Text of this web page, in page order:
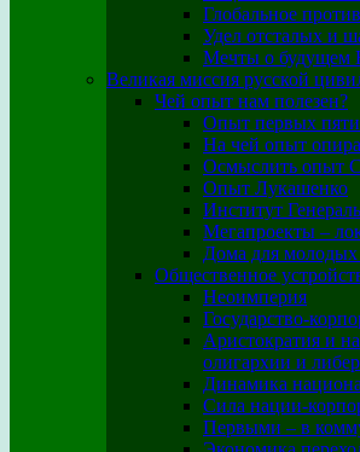
Глобальное
Удел отсталых и
Мечты о будущем
Великая миссия русской
Чей опыт нам полезен?
Опыт первых
На чей опыт
Осмыслить опыт
Опыт Лукашенко
Институт
Мегапроекты –
Дома для молодых
Общественное
Неоимперия
Государство-
Аристократия и
олигархии и
Динамика
Сила нации-
Первыми – в